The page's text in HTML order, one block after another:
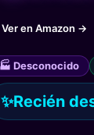
Ver en Amazon →
🏭 Desconocido
✨Recién